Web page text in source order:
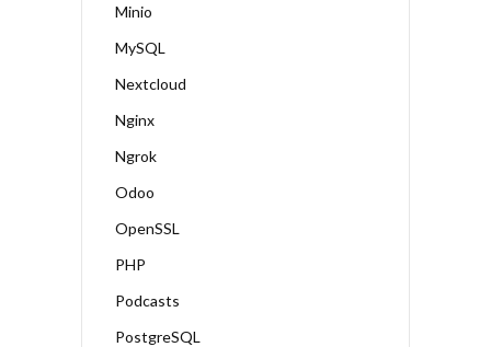
Minio
MySQL
Nextcloud
Nginx
Ngrok
Odoo
OpenSSL
PHP
Podcasts
PostgreSQL